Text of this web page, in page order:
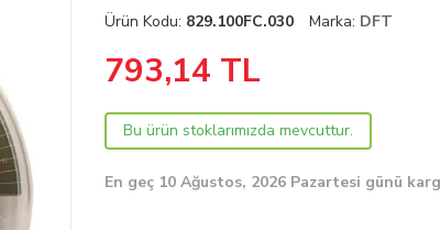
Ürün Kodu: 829.100FC.030 Marka: DFT
793,14 TL
Bu ürün stoklarımızda mevcuttur.
En geç 10 Ağustos, 2026 Pazartesi günü